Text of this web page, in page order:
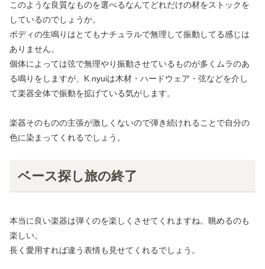
このような良質なものを選べるなんてどれだけの材をストックを
しているのでしょうか。
ボディの生鳴りはとてもナチュラルで無理して振動してる感じは
ありません。
個体によっては弦で無理やり振動させているものが多くムラのあ
る鳴りをしますが、K.nyuiは木材・ハードウェア・弦などを介し
て楽器全体で振動を拡げている気がします。
楽器そのものの主張が激しくないので弾き続けれることで自分の
色に染まってくれるでしょう。
ベース探し旅の終了
本当に良い楽器は弾くのを楽しくさせてくれますね。眺めるのも
楽しい。
長く愛用すれば違う表情も見せてくれるでしょう。